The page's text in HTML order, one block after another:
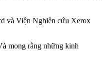
và Viện Nghiên cứu Xerox
mong rằng những kinh